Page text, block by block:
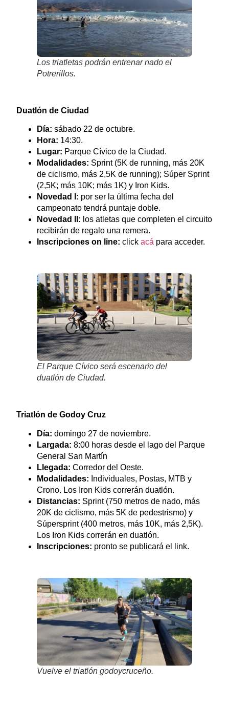
Los triatletas podrán entrenar nado el
Potrerillos.
Duatlón de Ciudad
Día: sábado 22 de octubre.
Hora: 14:30.
Lugar: Parque Cívico de la Ciudad.
Modalidades: Sprint (5K de running, más 20K
de ciclismo, más 2,5K de running); Súper Sprint
(2,5K; más 10K; más 1K) y Iron Kids.
Novedad I: por ser la última fecha del
campeonato tendrá puntaje doble.
Novedad II: los atletas que completen el circuito
recibirán de regalo una remera.
Inscripciones on line: click acá para acceder.
El Parque Cívico será escenario del
duatlón de Ciudad.
Triatlón de Godoy Cruz
Día: domingo 27 de noviembre.
Largada: 8:00 horas desde el lago del Parque
General San Martín
Llegada: Corredor del Oeste.
Modalidades: Individuales, Postas, MTB y
Crono. Los Iron Kids correrán duatlón.
Distancias: Sprint (750 metros de nado, más
20K de ciclismo, más 5K de pedestrismo) y
Súpersprint (400 metros, más 10K, más 2,5K).
Los Iron Kids correrán en duatlón.
Inscripciones: pronto se publicará el link.
Vuelve el triatlón godoycruceño.